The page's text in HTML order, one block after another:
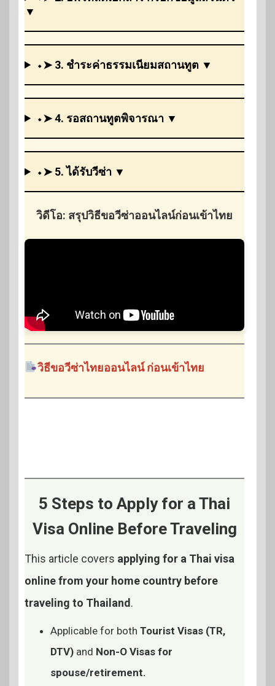
▼
⬩➤ 3. ชำระค่าธรรมเนียมสถานทูต ▼
⬩➤ 4. รอสถานทูตพิจารณา ▼
⬩➤ 5. ได้รับวีซ่า ▼
วิดีโอ: สรุปวิธีขอวีซ่าออนไลน์ก่อนเข้าไทย
วิธีขอวีซ่าไทยออนไลน์ ก่อนเข้าไทย
5 Steps to Apply for a Thai
Visa Online Before Traveling
This article covers applying for a Thai visa
online from your home country before
traveling to Thailand.
Applicable for both Tourist Visas (TR,
DTV) and Non-O Visas for
spouse/retirement.